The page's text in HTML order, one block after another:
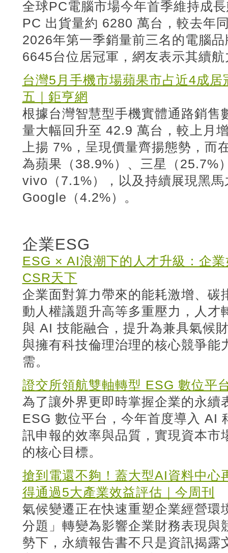
全球PC電腦市場今年首季維持成
PC 出貨量約 6280 萬台，較去年
2026年第一季銷量前三名的電腦
6645台位居冠軍，網友表示其續
台灣5月手機市場蘋果市占近4成
五｜鉅亨網
根據台灣智慧型手機實體通路銷售
量大幅回升至 42.9 萬台，較上月
上揚 7%，呈現價量齊揚態勢，而
為蘋果（38.9%）、三星（25.7%
vivo（7.1%），以及持續展現黑馬
Google（4.2%）。
企業ESG
ESG × AI浪潮下的人才升級：企
CSR天下
企業面對算力帶來的能耗激增、碳
動人權議題升高等多重壓力，人才
與 AI 技能融合，提升為兼具氣候
與擁有科技倫理治理的核心競爭能
需。
證交所領航雙軸轉型 ESG 數位平
為了讓外界更即時掌握企業的永續
ESG 數位平台，今年首度導入 AI
訊申報的效率與品質，實現資本市
的核心目標。
搶到電還不夠！蓋大型AI資料中心
得通過5大產業效益評估｜今周刊
氣候變遷正在快速重塑企業經營環
分題」轉變為影響企業財務表現與
勢下，永續報告書不只是資訊揭露